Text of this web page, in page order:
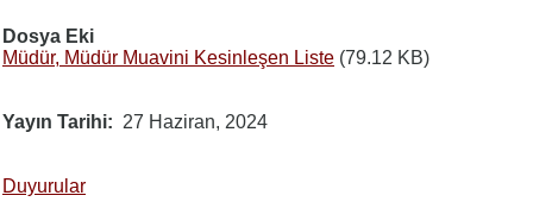
Dosya Eki
Müdür, Müdür Muavini Kesinleşen Liste (79.12 KB)
Yayın Tarihi 27 Haziran, 2024
Duyurular